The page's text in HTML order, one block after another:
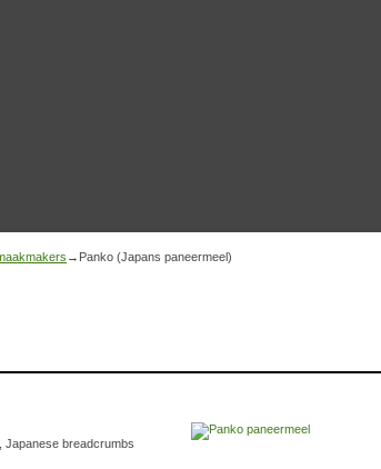
→ Panko (Japans paneermeel)
Japanese breadcrumbs